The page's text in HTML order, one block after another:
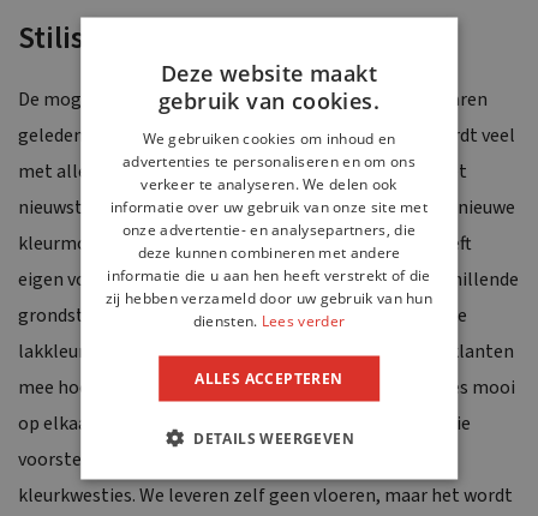
Stilistisch advies
De mogelijkheden zijn inderdaad eindeloos. Was het jaren
geleden wit en crème dat de klok sloeg, inmiddels wordt veel
met allerlei soorten hout en natuursteen gewerkt, het
nieuwste materiaal is massief bamboehout, dat weer nieuwe
kleurmogelijkheden geeft. Ronald: “ Elk materiaal heeft
eigen voor- en nadelen, daarom werken wij met verschillende
grondstoffen. Ook met kunststof, dat we in vrijwel elke
lakkleur kunnen leveren. We denken graag met onze klanten
mee hoe ze hun keuken zo kunnen vormgeven dat alles mooi
op elkaar aansluit. We hebben een styliste in dienst, die
voorstellen doet en kan adviseren over vloerkeuze in
kleurkwesties. We leveren zelf geen vloeren, maar het wordt
Deze website maakt
gebruik van cookies.
We gebruiken cookies om inhoud en
advertenties te personaliseren en om ons
verkeer te analyseren. We delen ook
informatie over uw gebruik van onze site met
onze advertentie- en analysepartners, die
deze kunnen combineren met andere
informatie die u aan hen heeft verstrekt of die
zij hebben verzameld door uw gebruik van hun
diensten. Lees verder
ALLES ACCEPTEREN
DETAILS WEERGEVEN